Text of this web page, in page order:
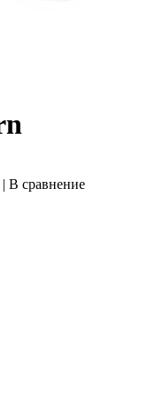
| В сравнение